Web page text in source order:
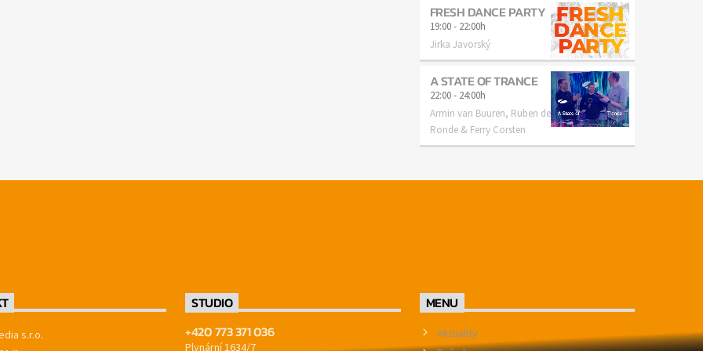
FRESH DANCE PARTY
19:00- 22:00h
Jirka Javorský
A STATE OF TRANCE
22:00- 24:00h
Armin van Buuren, Ruben de
Ronde & Ferry Corsten
s.r.o.
STUDIO
+420 773 371 036
Plynární 1634/7
MENU
Aktuality